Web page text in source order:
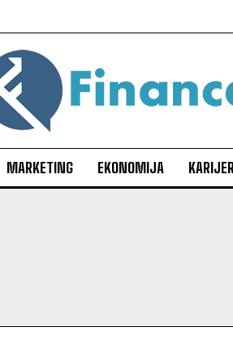
MARKETING EKONOMIJA